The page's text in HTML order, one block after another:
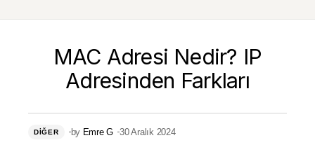
MAC Adresi Nedir? IP
Adresinden Farkları
DIĞER by Emre G 30 Aralık 2024